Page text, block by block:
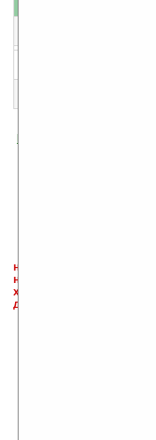
Изменение
не забывайте, что если
настроить и с ней
характера менеджеры
давать всем не успевают